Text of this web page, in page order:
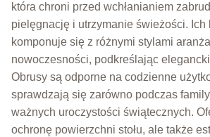
która chroni przed wchłanianiem
pielęgnację i utrzymanie świeżości. Ich
komponuje się z różnymi stylami
nowoczesności, podkreślając elegancki
Obrusy są odporne na codzienne
sprawdzają się zarówno podczas
ważnych uroczystości świątecznych.
ochronę powierzchni stołu, ale także